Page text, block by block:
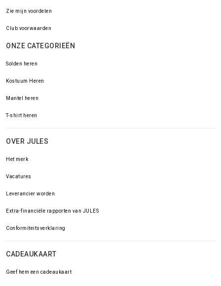
Zie mijn voordelen
Club voorwaarden
ONZE CATEGORIEËN
Solden heren
Kostuum Heren
Mantel heren
T-shirt heren
OVER JULES
Het merk
Vacatures
Leverancier worden
Extra-financiële rapporten van JULES
Conformiteitsverklaring
CADEAUKAART
Geef hem een cadeaukaart